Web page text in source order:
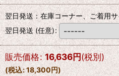
翌日発送：在庫コーナー、ご着用
翌日発送(任意):
販売価格: 16,636円(税別)
(税込:18,300円)